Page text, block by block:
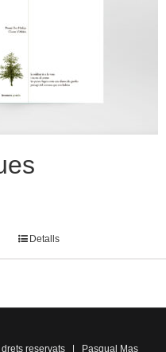
Detalls
reservats | Pasqual Mas